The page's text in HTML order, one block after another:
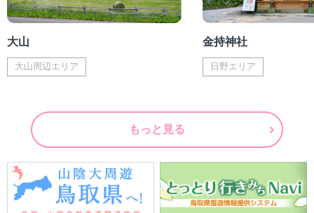
大山
大山周辺エリア
金持神社
日野エリア
もっと見る